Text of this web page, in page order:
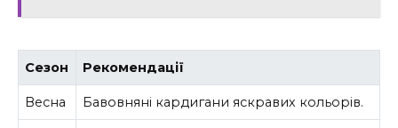
Сезон Рекомендації
Весна Бавовняні кардигани яскравих кольорів.